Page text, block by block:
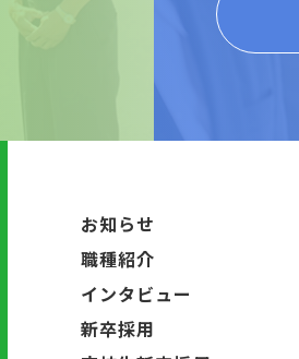
お知らせ
職種紹介
インタビュー
新卒採用